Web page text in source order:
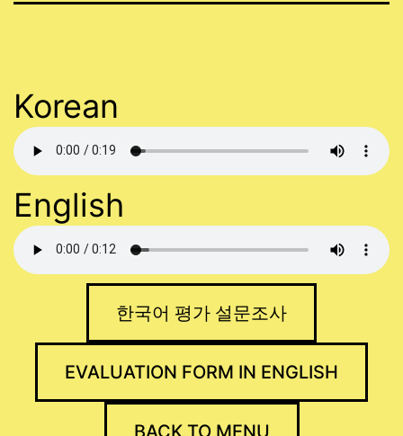
Korean
English
한국어 평가 설문조사
EVALUATION FORM IN ENGLISH
BACK TO MENU